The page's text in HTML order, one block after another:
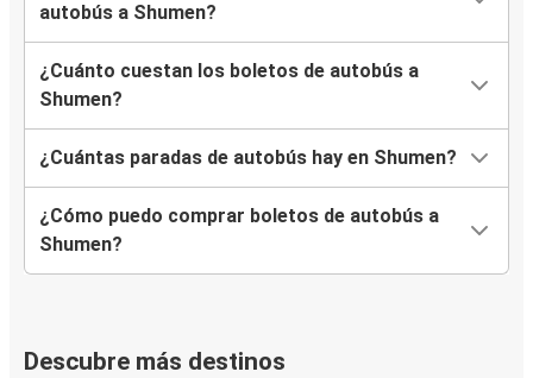
autobús a Shumen?
¿Cuánto cuestan los boletos de autobús a
Shumen?
¿Cuántas paradas de autobús hay en Shumen?
¿Cómo puedo comprar boletos de autobús a
Shumen?
Descubre más destinos